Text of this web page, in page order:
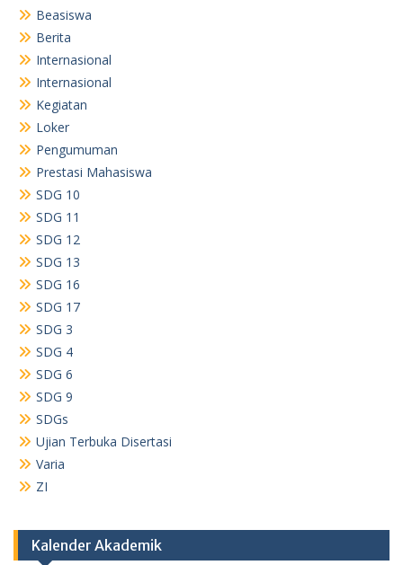
Beasiswa
Berita
Internasional
Internasional
Kegiatan
Loker
Pengumuman
Prestasi Mahasiswa
SDG 10
SDG 11
SDG 12
SDG 13
SDG 16
SDG 17
SDG 3
SDG 4
SDG 6
SDG 9
SDGs
Ujian Terbuka Disertasi
Varia
ZI
Kalender Akademik